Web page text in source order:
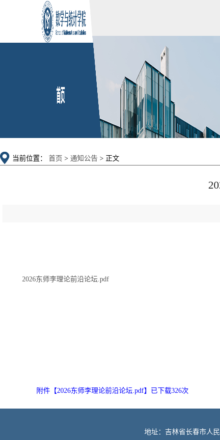
当前位置： 首页 > 通知公告 > 正文
2026东师李理论前沿论坛.pdf
附件【2026东师李理论前沿论坛.pdf】已下载326次
地址：吉林省长春市人